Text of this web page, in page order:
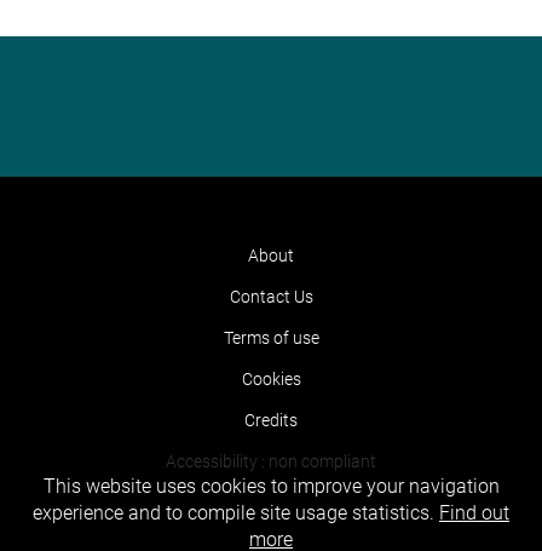
About
Contact Us
Terms of use
Cookies
Credits
Accessibility : non compliant
This website uses cookies to improve your navigation
experience and to compile site usage statistics. Find out
more